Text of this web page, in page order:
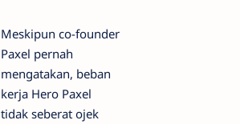
Meskipun co-founder
Paxel pernah
mengatakan, beban
kerja Hero Paxel
tidak seberat ojek